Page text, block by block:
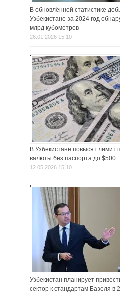
В обновлённой статистике
Узбекистане за 2024 год
млрд кубометров
26.01.2026 15:10
В Узбекистане повысят лимит
валюты без паспорта до $500
12.05.2026 15:10
Узбекистан планирует
сектор к стандартам Базеля в